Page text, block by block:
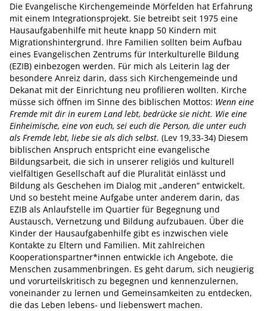
Die Evangelische Kirchengemeinde Mörfelden hat Erfahrung
mit einem Integrationsprojekt. Sie betreibt seit 1975 eine
Hausaufgabenhilfe mit heute knapp 50 Kindern mit
Migrationshintergrund. Ihre Familien sollten beim Aufbau
eines Evangelischen Zentrums für Interkulturelle Bildung
(EZIB) einbezogen werden. Für mich als Leiterin lag der
besondere Anreiz darin, dass sich Kirchengemeinde und
Dekanat mit der Einrichtung neu profilieren wollten. Kirche
müsse sich öffnen im Sinne des biblischen Mottos: Wenn eine
Fremde mit dir in eurem Land lebt, bedrücke sie nicht. Wie eine
Einheimische, eine von euch, sei euch die Person, die unter euch
als Fremde lebt, liebe sie als dich selbst. (Lev 19,33-34) Diesem
biblischen Anspruch entspricht eine evangelische
Bildungsarbeit, die sich in unserer religiös und kulturell
vielfältigen Gesellschaft auf die Pluralität einlässt und
Bildung als Geschehen im Dialog mit „anderen“ entwickelt.
Und so besteht meine Aufgabe unter anderem darin, das
EZIB als Anlaufstelle im Quartier für Begegnung und
Austausch, Vernetzung und Bildung aufzubauen. Über die
Kinder der Hausaufgabenhilfe gibt es inzwischen viele
Kontakte zu Eltern und Familien. Mit zahlreichen
Kooperationspartner*innen entwickle ich Angebote, die
Menschen zusammenbringen. Es geht darum, sich neugierig
und vorurteilskritisch zu begegnen und kennenzulernen,
voneinander zu lernen und Gemeinsamkeiten zu entdecken,
die das Leben lebens- und liebenswert machen.